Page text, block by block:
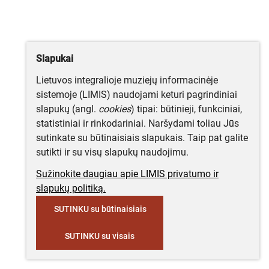
Slapukai
Lietuvos integralioje muziejų informacinėje
sistemoje (LIMIS) naudojami keturi pagrindiniai
slapukų (angl. cookies) tipai: būtinieji, funkciniai,
statistiniai ir rinkodariniai. Naršydami toliau Jūs
sutinkate su būtinaisiais slapukais. Taip pat galite
sutikti ir su visų slapukų naudojimu.
Sužinokite daugiau apie LIMIS privatumo ir
slapukų politiką.
SUTINKU su būtinaisiais
SUTINKU su visais